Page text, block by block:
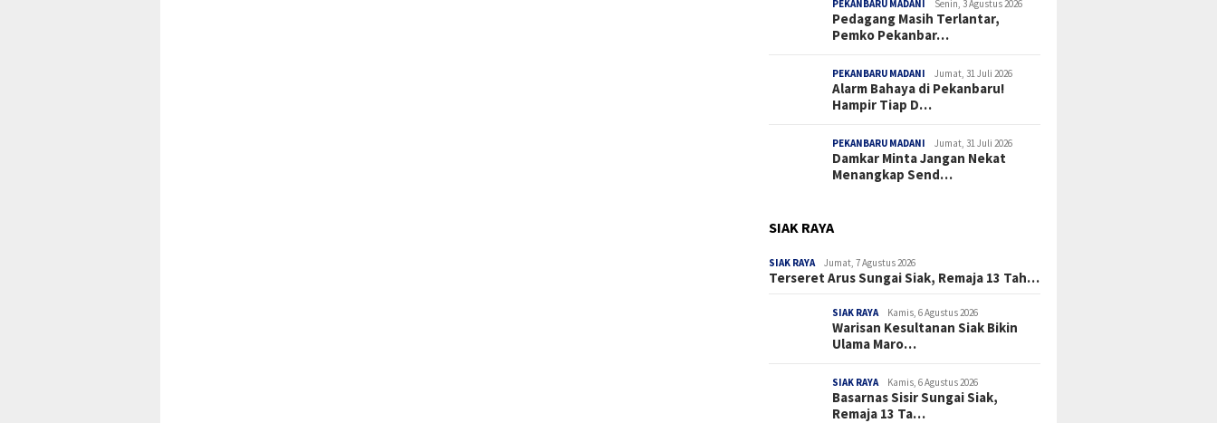
PEKANBARU MADANI Senin, 3 Agustus 2026
Pedagang Masih Terlantar,
Pemko Pekanbar…
PEKANBARU MADANI Jumat, 31 Juli 2026
Alarm Bahaya di Pekanbaru!
Hampir Tiap D…
PEKANBARU MADANI Jumat, 31 Juli 2026
Damkar Minta Jangan Nekat
Menangkap Send…
SIAK RAYA
SIAK RAYA Jumat, 7 Agustus 2026
Terseret Arus Sungai Siak, Remaja 13 Tah…
SIAK RAYA Kamis, 6 Agustus 2026
Warisan Kesultanan Siak Bikin
Ulama Maro…
SIAK RAYA Kamis, 6 Agustus 2026
Basarnas Sisir Sungai Siak,
Remaja 13 Ta…